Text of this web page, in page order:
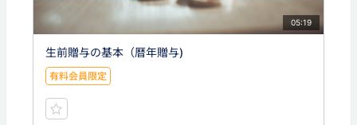
05:19
生前贈与の基本（暦年贈与)
有料会員限定